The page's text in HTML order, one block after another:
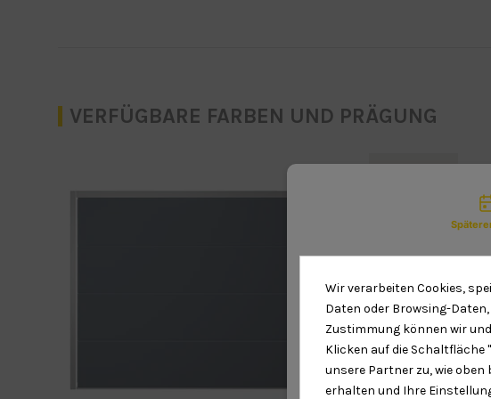
VERFÜGBARE FARBEN UND PRÄGUNG
Weiß RAL 9016
Wir verarbeiten Cookies,
Daten oder Browsing-
Zustimmung können wir
Klicken auf die Schaltfläche
unsere Partner zu, wie
erhalten und Ihre